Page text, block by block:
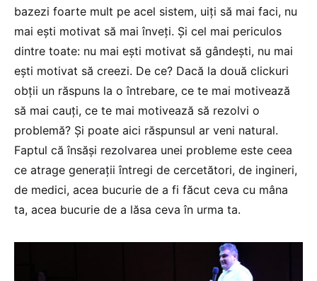
bazezi foarte mult pe acel sistem, uiți să mai faci, nu
mai ești motivat să mai înveți. Și cel mai periculos
dintre toate: nu mai ești motivat să gândești, nu mai
ești motivat să creezi. De ce? Dacă la două clickuri
obții un răspuns la o întrebare, ce te mai motivează
să mai cauți, ce te mai motivează să rezolvi o
problemă? Și poate aici răspunsul ar veni natural.
Faptul că însăși rezolvarea unei probleme este ceea
ce atrage generații întregi de cercetători, de ingineri,
de medici, acea bucurie de a fi făcut ceva cu mâna
ta, acea bucurie de a lăsa ceva în urma ta.